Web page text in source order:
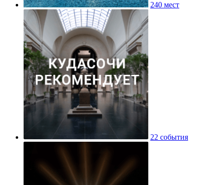
240 мест
22 события